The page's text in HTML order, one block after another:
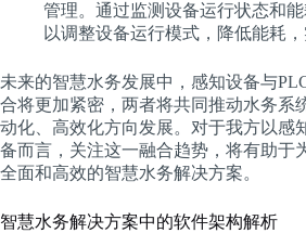
管理。通过监测设备运行状态和
以调整设备运行模式，降低能耗，
未来的智慧水务发展中，感知设备与
合将更加紧密，两者将共同推动水务系
动化、高效化方向发展。对于我方以感
备而言，关注这一融合趋势，将有助于
全面和高效的智慧水务解决方案。
智慧水务解决方案中的软件架构解析